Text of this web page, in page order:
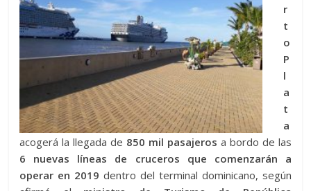
r
t
o
P
l
a
t
a
acogerá la llegada de 850 mil pasajeros a bordo de las
6 nuevas líneas de cruceros
que comenzarán a
operar en 2019 dentro del terminal dominicano, según